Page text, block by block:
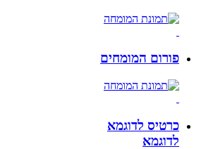
פורום המומחים
כרטיס לדוגמא
לדוגמא